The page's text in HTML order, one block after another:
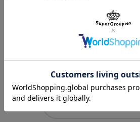
商品をもっと見る